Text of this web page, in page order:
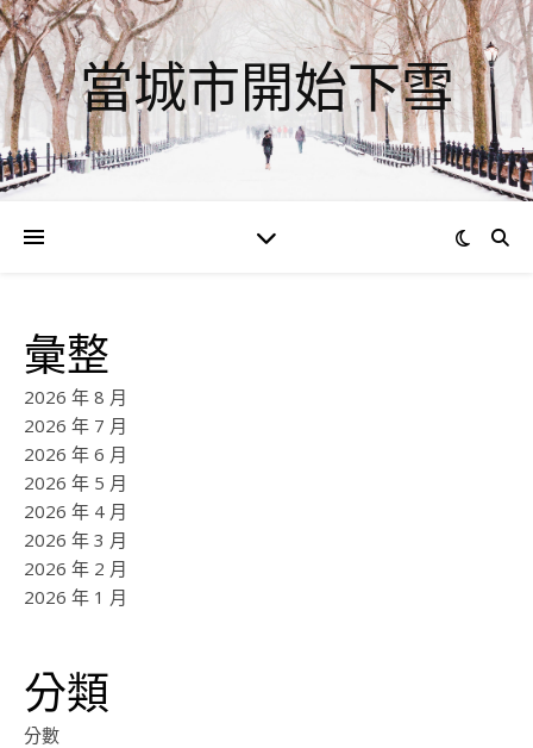
當城市開始下雪
彙整
2026 年 8 月
2026 年 7 月
2026 年 6 月
2026 年 5 月
2026 年 4 月
2026 年 3 月
2026 年 2 月
2026 年 1 月
分類
分數